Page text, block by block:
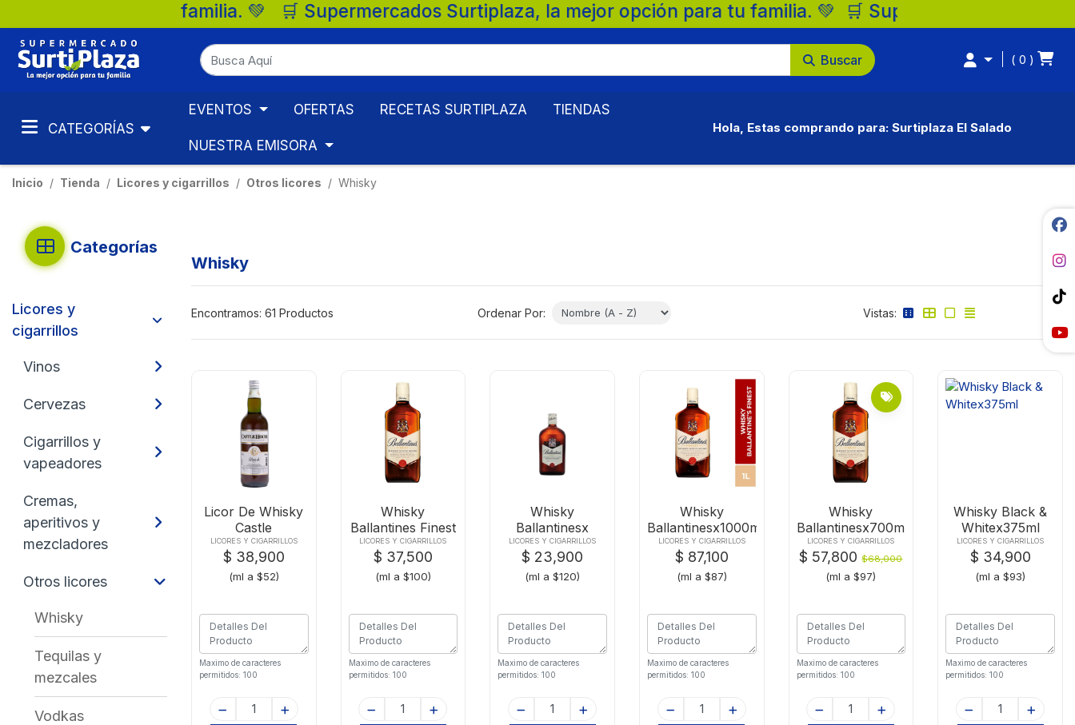
Supermercados Surtiplaza, la mejor opción para tu familia. 💚 🛒 Supermercados Surtiplaza, la mejor opción para tu
Buscar 0
CATEGORÍAS
EVENTOS OFERTAS RECETAS SURTIPLAZA TIENDAS
NUESTRA EMISORA
Hola, Estas comprando para: Surtiplaza El Salado
Inicio Tienda Licores y cigarrillos Otros licores Whisky
Categorías
Licores y
cigarrillos
Vinos
Cervezas
Cigarrillos y
vapeadores
Cremas,
aperitivos y
mezcladores
Otros licores
Whisky
Tequilas y
mezcales
Vodkas
Whisky
Encontramos: 61 Productos Ordenar Por: Vistas:
Licor De Whisky
Castle
Housex750ml 28
LICORES Y CIGARRILLOS
$ 38,900
(ml a $52)
Maximo de caracteres
permitidos: 100
Whisky
Ballantines Finest
X375ml
LICORES Y CIGARRILLOS
$ 37,500
(ml a $100)
Maximo de caracteres
permitidos: 100
Whisky
Ballantinesx
200ml
LICORES Y CIGARRILLOS
$ 23,900
(ml a $120)
Maximo de caracteres
permitidos: 100
Whisky
Ballantinesx1000ml
LICORES Y CIGARRILLOS
$ 87,100
(ml a $87)
Maximo de caracteres
permitidos: 100
Whisky
Ballantinesx700ml
LICORES Y CIGARRILLOS
$ 57,800$68,000
(ml a $97)
Maximo de caracteres
permitidos: 100
Whisky Black &
Whitex375ml
LICORES Y CIGARRILLOS
$ 34,900
(ml a $93)
Maximo de caracteres
permitidos: 100